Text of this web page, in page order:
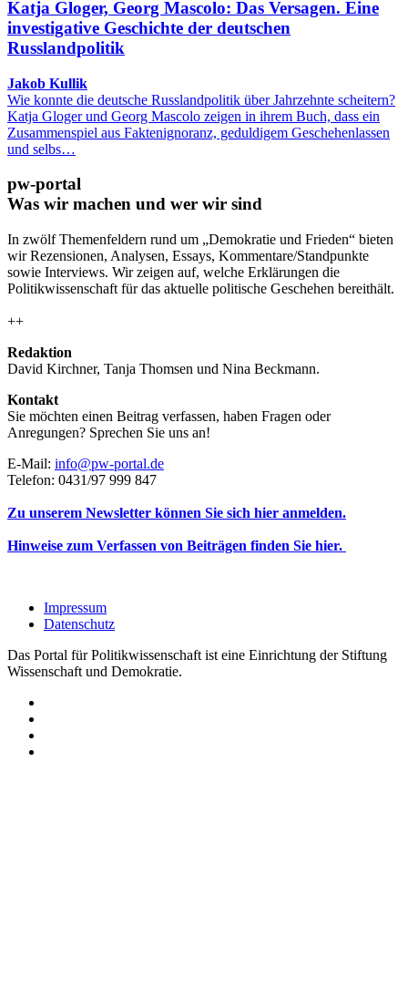
Katja Gloger, Georg Mascolo: Das Versagen. Eine
investigative Geschichte der deutschen
Russlandpolitik
Jakob Kullik
Wie konnte die deutsche Russlandpolitik über Jahrzehnte scheitern?
Katja Gloger und Georg Mascolo zeigen in ihrem Buch, dass ein
Zusammenspiel aus Faktenignoranz, geduldigem Geschehenlassen
und selbs…
pw-portal
Was wir machen und wer wir sind
In zwölf Themenfeldern rund um „Demokratie und Frieden“ bieten
wir Rezensionen, Analysen, Essays, Kommentare/Standpunkte
sowie Interviews. Wir zeigen auf, welche Erklärungen die
Politikwissenschaft für das aktuelle politische Geschehen bereithält.
++
Redaktion
David Kirchner, Tanja Thomsen und Nina Beckmann.
Kontakt
Sie möchten einen Beitrag verfassen, haben Fragen oder
Anregungen? Sprechen Sie uns an!
E-Mail: info@pw-portal.de
Telefon: 0431/97 999 847
Zu unserem Newsletter können Sie sich hier anmelden.
Hinweise zum Verfassen von Beiträgen finden Sie hier.
Impressum
Datenschutz
Das Portal für Politikwissenschaft ist eine Einrichtung der Stiftung
Wissenschaft und Demokratie.